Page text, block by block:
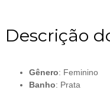
Descrição
Gênero: Feminino
Banho: Prata